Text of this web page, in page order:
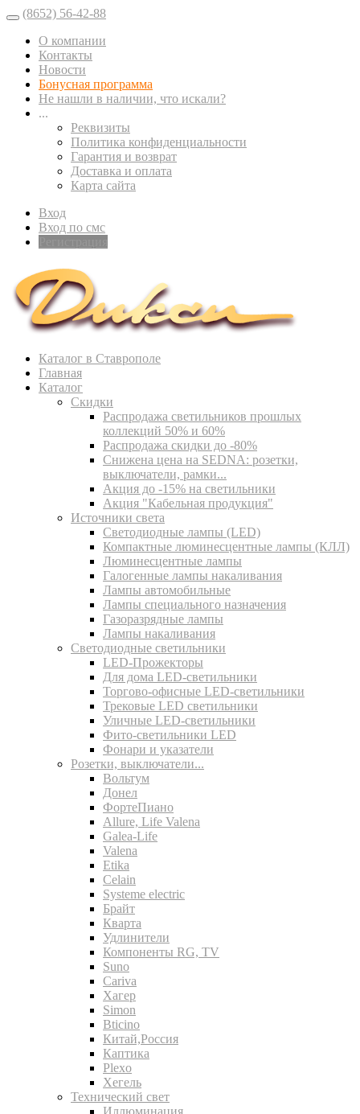
(8652) 56-42-88
О компании
Контакты
Новости
Бонусная программа
Не нашли в наличии, что искали?
...
Реквизиты
Политика конфиденциальности
Гарантия и возврат
Доставка и оплата
Карта сайта
Вход
Вход по смс
Каталог в Ставрополе
Главная
Каталог
Скидки
Распродажа светильников прошлых
коллекций 50% и 60%
Распродажа скидки до -80%
Cнижена цена на SEDNA: розетки,
выключатели, рамки...
Акция до -15% на светильники
Акция "Кабельная продукция"
Источники света
Светодиодные лампы (LED)
Компактные люминесцентные лампы (КЛЛ)
Люминесцентные лампы
Галогенные лампы накаливания
Лампы автомобильные
Лампы специального назначения
Газоразрядные лампы
Лампы накаливания
Светодиодные светильники
LED-Прожекторы
Для дома LED-светильники
Торгово-офисные LED-светильники
Трековые LED светильники
Уличные LED-светильники
Фито-светильники LED
Фонари и указатели
Розетки, выключатели...
Вольтум
Донел
ФортеПиано
Allure, Life Valena
Galea-Life
Valena
Etika
Celain
Systeme electric
Брайт
Кварта
Удлинители
Компоненты RG, TV
Suno
Cariva
Хагер
Simon
Bticino
Китай,Россия
Каптика
Plexo
Хегель
Технический свет
Иллюминация